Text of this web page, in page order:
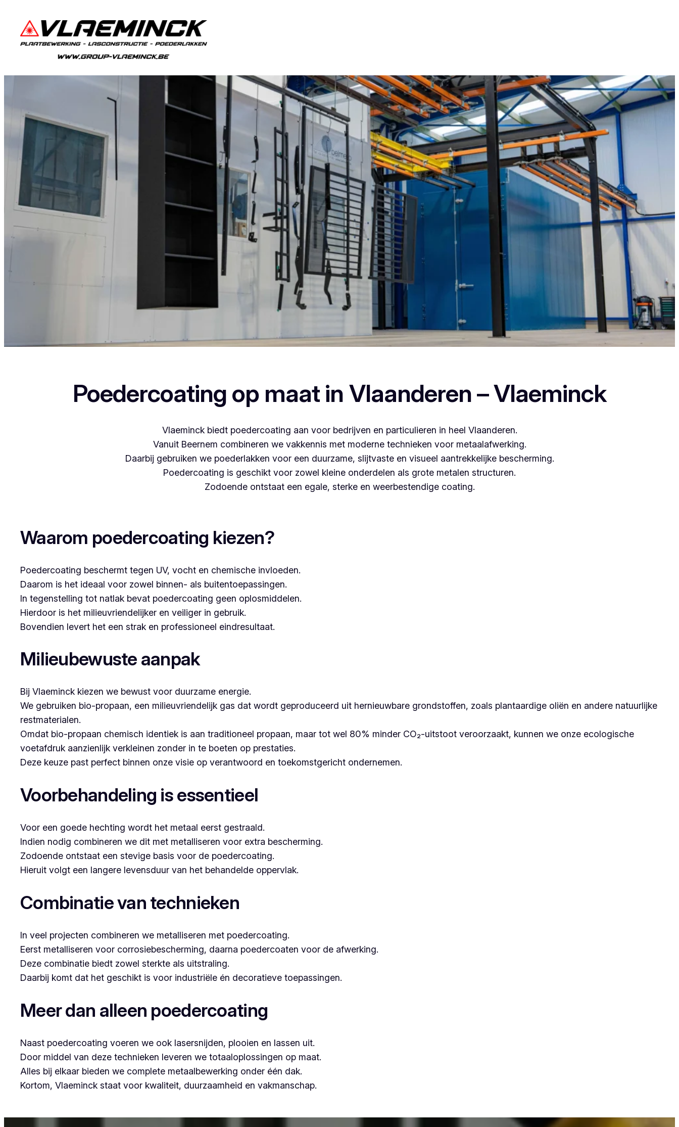
Poedercoating op maat in Vlaanderen – Vlaeminck
Vlaeminck biedt poedercoating aan voor bedrijven en particulieren in heel Vlaanderen.
Vanuit Beernem combineren we vakkennis met moderne technieken voor metaalafwerking.
Daarbij gebruiken we poederlakken voor een duurzame, slijtvaste en visueel aantrekkelijke bescherming.
Poedercoating is geschikt voor zowel kleine onderdelen als grote metalen structuren.
Zodoende ontstaat een egale, sterke en weerbestendige coating.
Waarom poedercoating kiezen?
Poedercoating beschermt tegen UV, vocht en chemische invloeden.
Daarom is het ideaal voor zowel binnen- als buitentoepassingen.
In tegenstelling tot natlak bevat poedercoating geen oplosmiddelen.
Hierdoor is het milieuvriendelijker en veiliger in gebruik.
Bovendien levert het een strak en professioneel eindresultaat.
Milieubewuste aanpak
Bij Vlaeminck kiezen we bewust voor duurzame energie.
We gebruiken bio-propaan, een milieuvriendelijk gas dat wordt geproduceerd uit hernieuwbare grondstoffen, zoals plantaardige oliën en andere natuurlijke
restmaterialen.
Omdat bio-propaan chemisch identiek is aan traditioneel propaan, maar tot wel 80% minder CO₂-uitstoot veroorzaakt, kunnen we onze ecologische
voetafdruk aanzienlijk verkleinen zonder in te boeten op prestaties.
Deze keuze past perfect binnen onze visie op verantwoord en toekomstgericht ondernemen.
Voorbehandeling is essentieel
Voor een goede hechting wordt het metaal eerst gestraald.
Indien nodig combineren we dit met metalliseren voor extra bescherming.
Zodoende ontstaat een stevige basis voor de poedercoating.
Hieruit volgt een langere levensduur van het behandelde oppervlak.
Combinatie van technieken
In veel projecten combineren we metalliseren met poedercoating.
Eerst metalliseren voor corrosiebescherming, daarna poedercoaten voor de afwerking.
Deze combinatie biedt zowel sterkte als uitstraling.
Daarbij komt dat het geschikt is voor industriële én decoratieve toepassingen.
Meer dan alleen poedercoating
Naast poedercoating voeren we ook lasersnijden, plooien en lassen uit.
Door middel van deze technieken leveren we totaaloplossingen op maat.
Alles bij elkaar bieden we complete metaalbewerking onder één dak.
Kortom, Vlaeminck staat voor kwaliteit, duurzaamheid en vakmanschap.